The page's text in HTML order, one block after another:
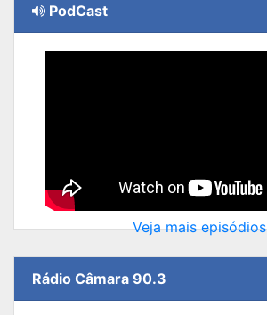
PodCast
Veja mais episódios
Rádio Câmara 90.3